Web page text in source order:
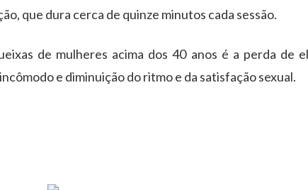
que dura cerca de quinze minutos cada sessão.
de mulheres acima dos 40 anos é a perda de
e diminuição do ritmo e da satisfação sexual.